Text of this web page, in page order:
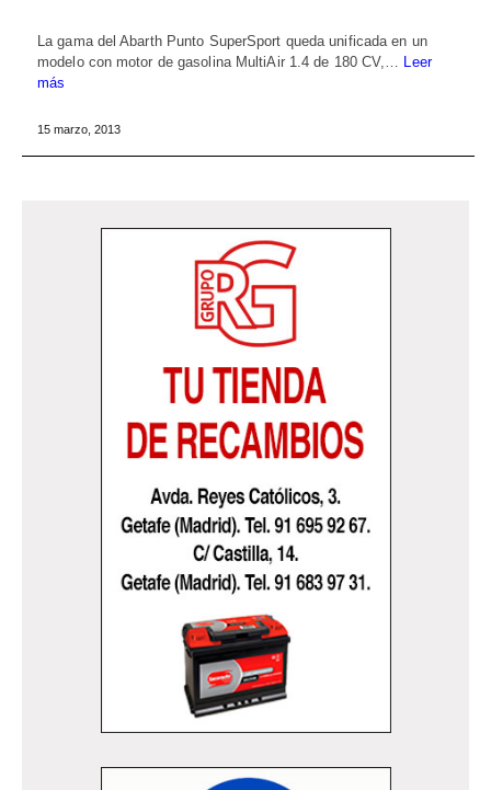
La gama del Abarth Punto SuperSport queda unificada en un
modelo con motor de gasolina MultiAir 1.4 de 180 CV,… Leer
más
15 marzo, 2013